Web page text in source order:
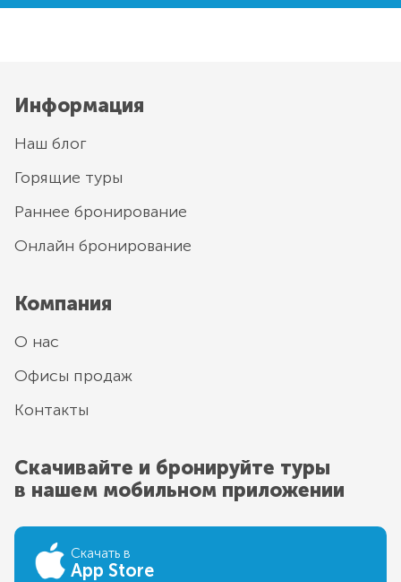
Информация
Наш блог
Горящие туры
Раннее бронирование
Онлайн бронирование
Компания
О нас
Офисы продаж
Контакты
Скачивайте и бронируйте туры
в нашем мобильном приложении
Скачать в
App Store